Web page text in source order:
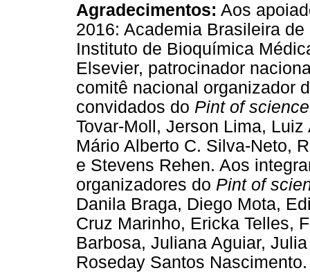
Agradecimentos: Aos
2016: Academia Brasileira
Instituto de Bioquímica
Elsevier, patrocinador
comitê nacional organizador
convidados do Pint of science
Tovar-Moll, Jerson Lima,
Mário Alberto C. Silva-Neto,
e Stevens Rehen. Aos
organizadores do Pint of
Danila Braga, Diego Mota,
Cruz Marinho, Ericka Telles,
Barbosa, Juliana Aguiar,
Roseday Santos Nascimento.